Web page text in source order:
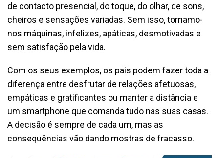
de contacto presencial, do toque, do olhar, de sons,
cheiros e sensações variadas. Sem isso, tornamo-
nos máquinas, infelizes, apáticas, desmotivadas e
sem satisfação pela vida.
Com os seus exemplos, os pais podem fazer toda a
diferença entre desfrutar de relações afetuosas,
empáticas e gratificantes ou manter a distância e
um smartphone que comanda tudo nas suas casas.
A decisão é sempre de cada um, mas as
consequências vão dando mostras de fracasso.